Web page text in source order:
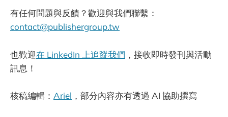
有任何問題與反饋？歡迎與我們聯繫：
contact@publishergroup.tw
也歡迎在 LinkedIn 上追蹤我們 ，接收即時發刊與活動
訊息！
核稿編輯： Ariel ，部分內容亦有透過 AI 協助撰寫